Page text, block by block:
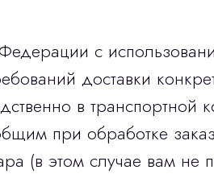
с
доставки
в транспортной
при обработке
(в этом случае вам не